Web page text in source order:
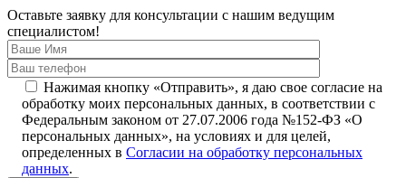
Оставьте заявку для консультации с нашим ведущим
специалистом!
Нажимая кнопку «Отправить», я даю свое согласие на
обработку моих персональных данных, в соответствии с
Федеральным законом от 27.07.2006 года №152-ФЗ «О
персональных данных», на условиях и для целей,
определенных в Согласии на обработку персональных
данных.